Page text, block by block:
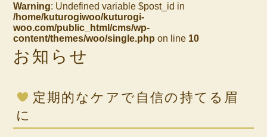
Warning: Undefined variable $post_id in
/home/kuturogiwoo/kuturogi-
woo.com/public_html/cms/wp-
content/themes/woo/single.php on line 10
お知らせ
定期的なケアで自信の持てる眉
に